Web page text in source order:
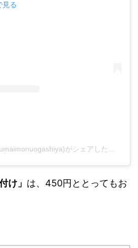
る
け」 は、450円ととってもお